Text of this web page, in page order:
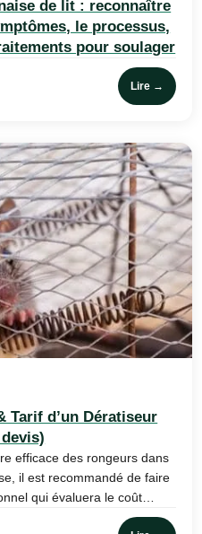
de lit : reconnaître
le processus,
pour soulager
Lire →
Tarif d’un Dératiseur
efficace des rongeurs dans
il est recommandé de faire
qui évaluera le coût…